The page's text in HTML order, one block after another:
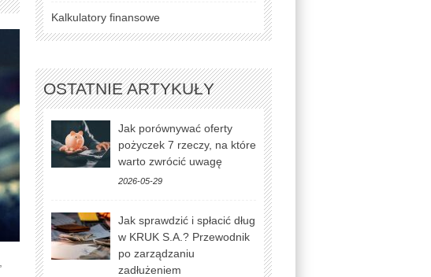
Kalkulatory finansowe
OSTATNIE ARTYKUŁY
Jak porównywać oferty
pożyczek 7 rzeczy, na które
warto zwrócić uwagę
2026-05-29
Jak sprawdzić i spłacić dług
w KRUK S.A.? Przewodnik
po zarządzaniu
zadłużeniem